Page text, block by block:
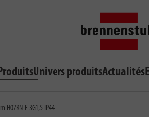
Univers produitsActualités
H07RN-F 3G1,5 IP44